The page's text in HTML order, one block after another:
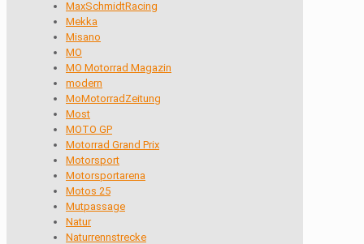
MaxSchmidtRacing
Mekka
Misano
MO
MO Motorrad Magazin
modern
MoMotorradZeitung
Most
MOTO GP
Motorrad Grand Prix
Motorsport
Motorsportarena
Motos 25
Mutpassage
Natur
Naturrennstrecke